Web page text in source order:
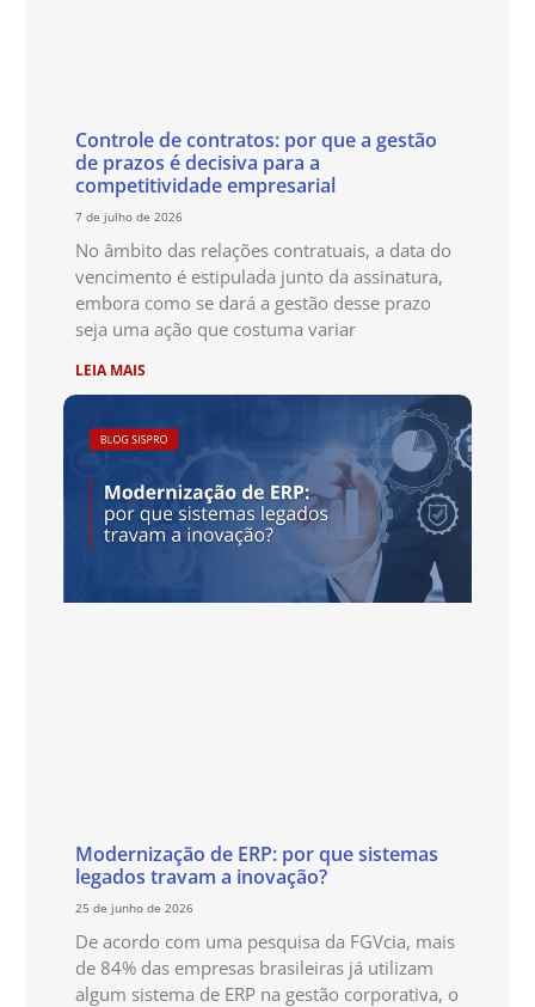
Controle de contratos: por que a gestão
de prazos é decisiva para a
competitividade empresarial
7 de julho de 2026
No âmbito das relações contratuais, a data do
vencimento é estipulada junto da assinatura,
embora como se dará a gestão desse prazo
seja uma ação que costuma variar
LEIA MAIS
Modernização de ERP: por que sistemas
legados travam a inovação?
25 de junho de 2026
De acordo com uma pesquisa da FGVcia, mais
de 84% das empresas brasileiras já utilizam
algum sistema de ERP na gestão corporativa, o